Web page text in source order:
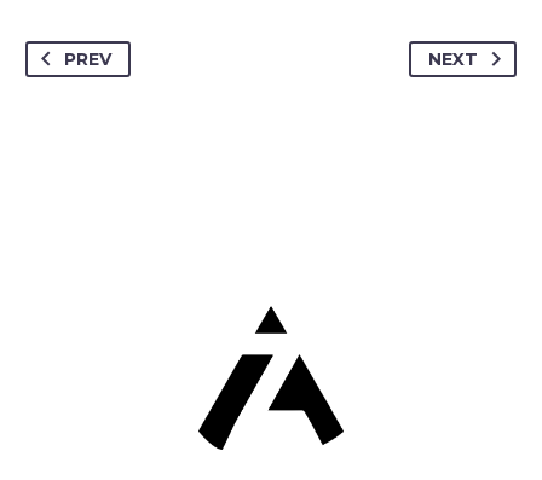
PREV NEXT